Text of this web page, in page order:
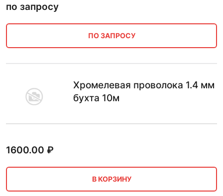
по запросу
ПО ЗАПРОСУ
Хромелевая проволока 1.4 мм
бухта 10м
1600.00 ₽
В КОРЗИНУ